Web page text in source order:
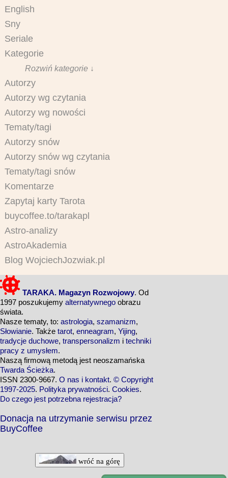
English
Sny
Seriale
Kategorie
Rozwiń kategorie ↓
Autorzy
Autorzy wg czytania
Autorzy wg nowości
Tematy/tagi
Autorzy snów
Autorzy snów wg czytania
Tematy/tagi snów
Komentarze
Zapytaj karty Tarota
buycoffee.to/tarakapl
Astro-analizy
AstroAkademia
Blog WojciechJozwiak.pl
TARAKA. Magazyn Rozwojowy. Od
1997 poszukujemy alternatywnego obrazu
świata.
Nasze tematy, to: astrologia, szamanizm,
Słowianie. Także tarot, enneagram, Yijing,
tradycje duchowe, transpersonalizm i techniki
pracy z umysłem.
Naszą firmową metodą jest neoszamańska
Twarda Ścieżka.
ISSN 2300-9667. O nas i kontakt. © Copyright
1997-2025. Polityka prywatności. Cookies.
Do czego jest potrzebna rejestracja?
Donacja na utrzymanie serwisu przez
BuyCoffee
wróć na górę